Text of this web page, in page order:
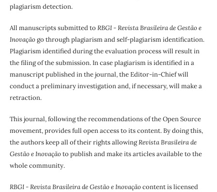
plagiarism detection.
All manuscripts submitted to RBGI - Revista Brasileira de Gestão e
Inovaçãogo through plagiarism and self-plagiarism identification.
Plagiarism identified during the evaluation process will result in
the filing of the submission. In case plagiarism is identified in a
manuscript published in the journal, the Editor-in-Chief will
conduct a preliminary investigation and, if necessary, will make a
retraction.
This journal, following the recommendations of the Open Source
movement, provides full open access to its content. By doing this,
the authors keep all of their rights allowingRevista Brasileira de
Gestão e Inovaçãoto publish and make its articles available to the
whole community.
RBGI - Revista Brasileira de Gestão e Inovaçãocontent is licensed